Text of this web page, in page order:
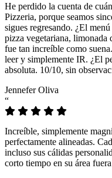
He perdido la cuenta de
Pizzeria, porque seamos
sigues regresando. ¿El
pizza vegetariana, limonada
fue tan increíble como
leer y simplemente IR. ¿El
absoluta. 10/10, sin
Jennefer Oliva
“
Increíble, simplemente
perfectamente alineadas.
incluso sus cálidas
corto tiempo en su área